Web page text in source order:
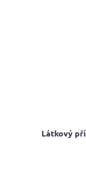
Látkový